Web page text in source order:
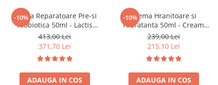
-10%
Crema Reparatoare Pre-si
Probiotica 50ml - Lactis
Advanced Cream – Bruno
Vassari
413,00 Lei
371,70 Lei
ADAUGA IN COS
-10%Crema Hranitoare si
Hidratanta 50ml - Cream
Nourishing & Moisturizing –
Bruno Vassari
239,00 Lei
215,10 Lei
ADAUGA IN COS